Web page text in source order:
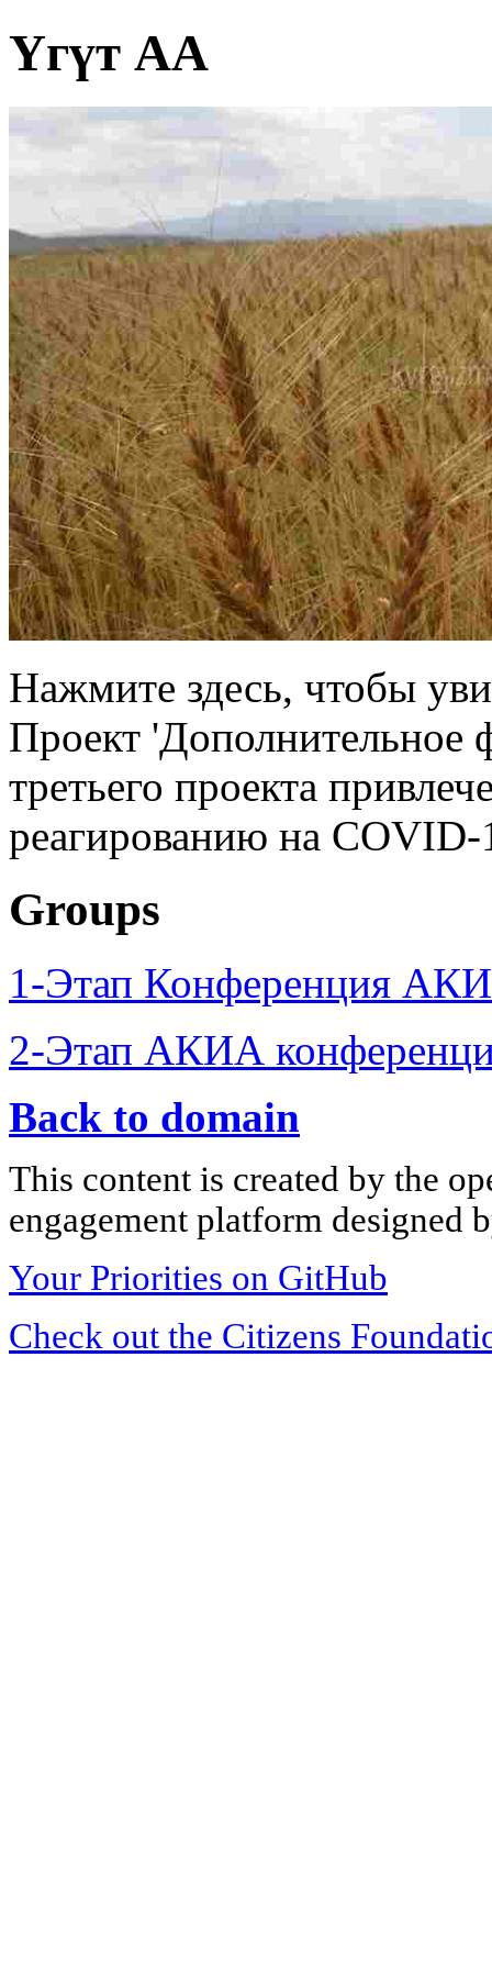
Үгүт АА
Нажмите здесь, чтобы
Проект 'Дополнительное
третьего проекта
реагированию на COVID-
Groups
1-Этап Конференция
2-Этап АКИА
Back to domain
This content is created by the
engagement platform designed
Your Priorities on GitHub
Check out the Citizens